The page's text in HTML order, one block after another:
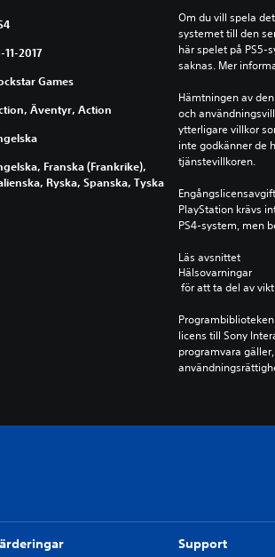
11-2017
Games
Äventyr, Action
Franska (Frankrike),
Ryska, Spanska, Tyska
Om du vill spela
systemet till den
här spelet på PS5-
saknas. Mer
Hämtningen av
och
ytterligare villkor
inte godkänner de
tjänstevillkoren.
PlayStation krävs
PS4-system, men
Läs avsnittet
Hälsovarningar
för att ta del av
licens till Sony
programvara
Support